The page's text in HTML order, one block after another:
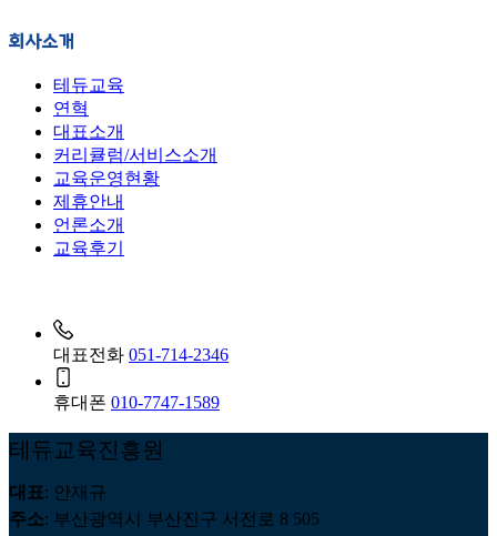
회사소개
테듀교육
연혁
대표소개
커리큘럼/서비스소개
교육운영현황
제휴안내
언론소개
교육후기
대표전화 051-714-2346
휴대폰 010-7747-1589
테듀교육진흥원
대표: 안재규
주소: 부산광역시 부산진구 서전로 8 505